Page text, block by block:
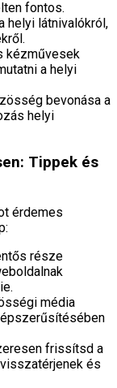
fontos.
helyi látnivalókról,
kézművesek
a helyi
bevonása a
helyi
Tippek és
érdemes
része
média
frissítsd a
és